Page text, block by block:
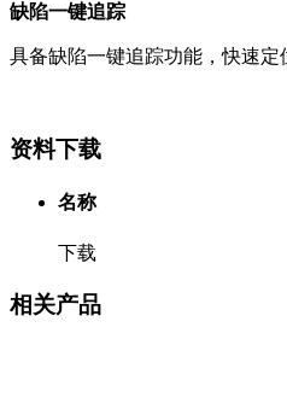
缺陷一键追踪
具备缺陷一键追踪功能，快速定
资料下载
名称
下载
相关产品